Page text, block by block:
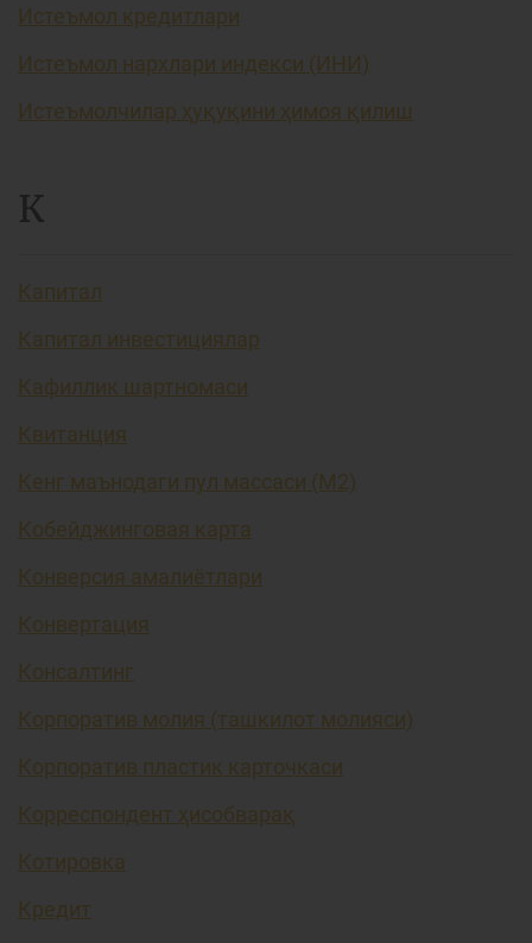
Истеъмол кредитлари
Истеъмол нархлари индекси (ИНИ)
Истеъмолчилар ҳуқуқини ҳимоя қилиш
К
Капитал
Капитал инвестициялар
Кафиллик шартномаси
Квитанция
Кенг маънодаги пул массаси (М2)
Кобейджинговая карта
Конверсия амалиётлари
Конвертация
Консалтинг
Корпоратив молия (ташкилот молияси)
Корпоратив пластик карточкаси
Корреспондент ҳисобварақ
Котировка
Кредит